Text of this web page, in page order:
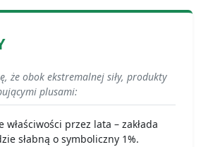
że obok ekstremalnej siły, produkty
plusami:
właściwości przez lata – zakłada
słabną o symboliczny 1%.